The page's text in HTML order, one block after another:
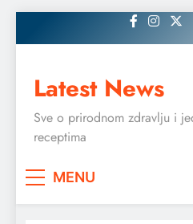
to
Latest News
Sve o prirodnom zdravlju i
receptima
MENU